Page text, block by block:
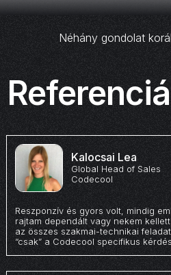
Néhány gondolat
Kalocsai Lea
Global Head of Sales
Codecool
Reszponzív és gyors volt, mindig
rajtam dependált vagy nekem
az összes szakmai-technikai
“csak” a Codecool specifikus